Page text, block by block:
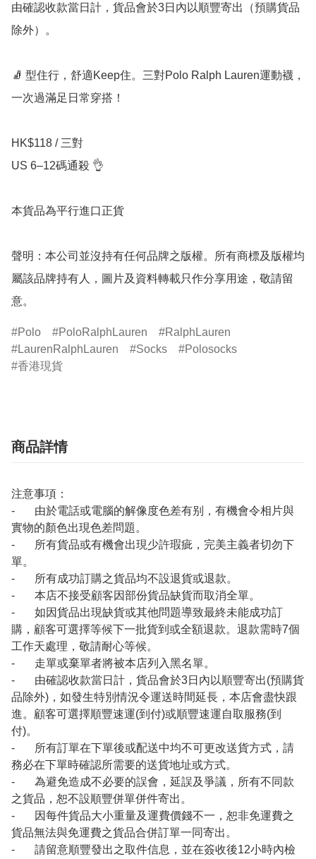
由確認收款當日計，貨品會於3日內以順豐寄出（預購貨品
除外）。
🧦 型住行，舒適Keep住。三對Polo Ralph Lauren運動襪，
一次過滿足日常穿搭！
HK$118 / 三對
US 6–12碼通殺 👌
本貨品為平行進口正貨
聲明：本公司並沒持有任何品牌之版權。所有商標及版權均
屬該品牌持有人，圖片及資料轉載只作分享用途，敬請留
意。
Polo PoloRalphLauren
RalphLauren
LaurenRalphLauren
Socks
Polosocks
香港現貨
商品詳情
注意事項：
- 由於電話或電腦的解像度色差有别，有機會令相片與
實物的顏色出現色差問題。
- 所有貨品或有機會出現少許瑕疵，完美主義者切勿下
單。
- 所有成功訂購之貨品均不設退貨或退款。
- 本店不接受顧客因部份貨品缺貨而取消全單。
- 如因貨品出現缺貨或其他問題導致最終未能成功訂
購，顧客可選擇等候下一批貨到或全額退款。退款需時7個
工作天處理，敬請耐心等候。
- 走單或棄單者將被本店列入黑名單。
- 由確認收款當日計，貨品會於3日內以順豐寄出(預購貨
品除外)，如發生特別情況令運送時間延長，本店會盡快跟
進。顧客可選擇順豐速運(到付)或順豐速運自取服務(到
付)。
- 所有訂單在下單後或配送中均不可更改送貨方式，請
務必在下單時確認所需要的送貨地址或方式。
- 為避免造成不必要的誤會，延誤及爭議，所有不同款
之貨品，恕不設順豐併單併件寄出。
- 因每件貨品大小重量及運費價錢不一，恕非免運費之
貨品無法與免運費之貨品合併訂單一同寄出。
- 請留意順豐發出之取件信息，並在簽收後12小時內檢